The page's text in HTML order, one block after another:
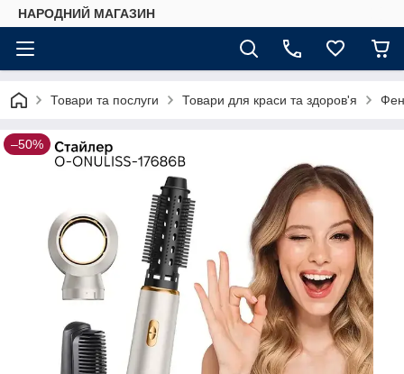
НАРОДНИЙ МАГАЗИН
Товари та послуги Товари для краси та здоров'я
–50%